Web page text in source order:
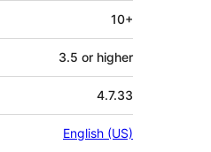
10+
3.5 or higher
4.7.33
English (US)